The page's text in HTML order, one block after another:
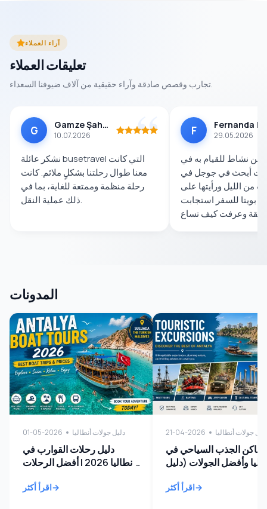
آراء العملاء
تعليقات العملاء
تجارب وقصص صادقة وآراء حقيقية من آلاف ضيوفنا السعداء.
G Gamze Şahin
10.07.2026
نشكر عائلة busetravel التي كانت
معنا طوال رحلتنا بشكلٍ ملائم. كانت
رحلة منظمة وممتعة للغاية، بما في
ذلك عملية النقل.
F 29.05.2026
عن نشاط للقيام به في
وكنت أبحث في جوجل في
من الليل ورأيتها على
بويتا للسفر استجابت
المدونات
01-05-2026 دليل جولات أنطاليا
دليل رحلات القوارب في
أنطاليا 2026 | أفضل الرحلات
اقرأ أكثر
21-04-2026 جولات أنطاليا
أماكن الجذب السياحي في
وأفضل الجولات (دليل
اقرأ أكثر